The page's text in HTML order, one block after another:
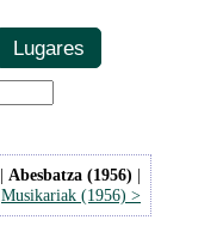
Lugares
| Abesbatza (1956) |
Musikariak (1956) >